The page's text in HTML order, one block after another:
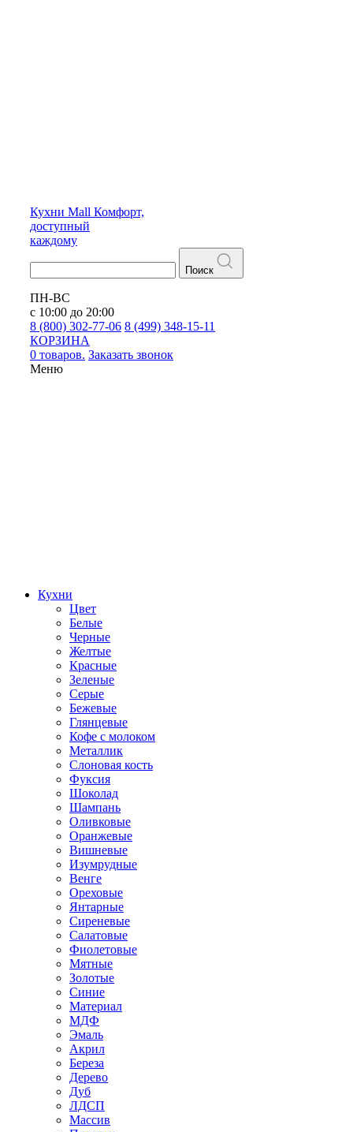
Кухни Mall Комфорт,
доступный
каждому
Поиск
ПН-ВС
с 10:00 до 20:00
8 (800) 302-77-06 8 (499) 348-15-11
КОРЗИНА
0 товаров. Заказать звонок
Меню
Кухни
Цвет
Белые
Черные
Желтые
Красные
Зеленые
Серые
Бежевые
Глянцевые
Кофе с молоком
Металлик
Слоновая кость
Фуксия
Шоколад
Шампань
Оливковые
Оранжевые
Вишневые
Изумрудные
Венге
Ореховые
Янтарные
Сиреневые
Салатовые
Фиолетовые
Мятные
Золотые
Синие
Материал
МДФ
Эмаль
Акрил
Береза
Дерево
Дуб
ЛДСП
Массив